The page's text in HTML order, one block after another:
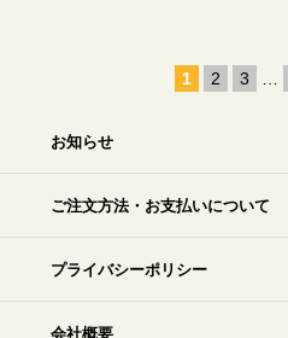
1 2 3
お知らせ
ご注文方法・お支払いについて
プライバシーポリシー
会社概要